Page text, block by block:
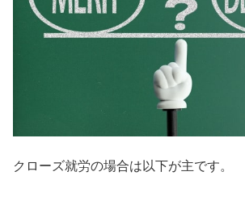
クローズ就労の場合は以下が主です。